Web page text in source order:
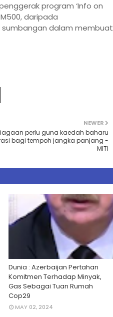
program ‘Info on
daripada
dalam membuat
NEWER
perlu guna kaedah baharu
bagi tempoh jangka panjang -
MITI
Dunia : Azerbaijan Pertahan
Komitmen Terhadap Minyak,
Gas Sebagai Tuan Rumah
Cop29
MAY 02, 2024